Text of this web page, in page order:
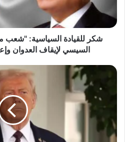
جهود
الرئيس
السيسي
وإعادة
المسار
الإنساني
​شكر للقيادة السياسية: "شعب
السيسي لإيقاف العدوان
الرئيس
السيسي
ترامب
بنجاح